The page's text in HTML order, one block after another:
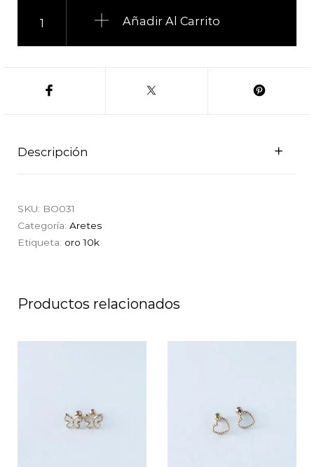
Añadir Al Carrito
Descripción
SKU: BO031
Categoría:Aretes
Etiqueta: oro 10k
Productos relacionados